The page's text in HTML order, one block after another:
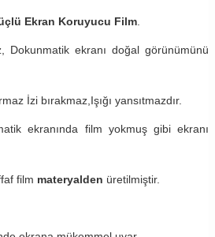
Ekran Koruyucu Film
Dokunmatik ekranı doğal görünümünü
İzi bırakmaz,Işığı yansıtmazdır.
ekranında film yokmuş gibi ekranı
film materyalden üretilmiştir.